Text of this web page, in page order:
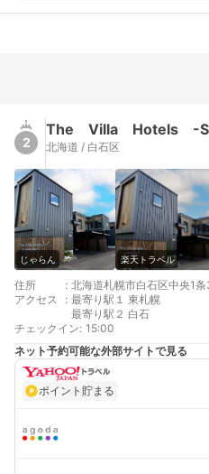
2
The Villa Hotels -
北海道 / 白石区
じゃらん 楽天トラベル
住所 : 北海道札幌市白石区中央1
アクセス
: 最寄り駅１ 東札幌
最寄り駅２ 白石
チェックイン: 15:00
ネット予約可能な外部サイトで見る
ポイント貯まる